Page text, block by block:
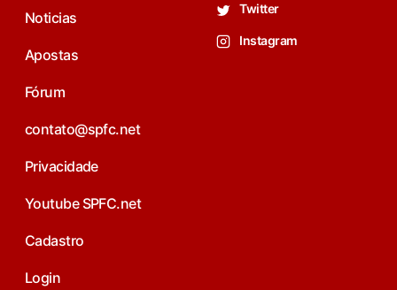
Noticias
Apostas
Fórum
contato@spfc.net
Privacidade
Youtube SPFC.net
Cadastro
Login
Twitter
Instagram